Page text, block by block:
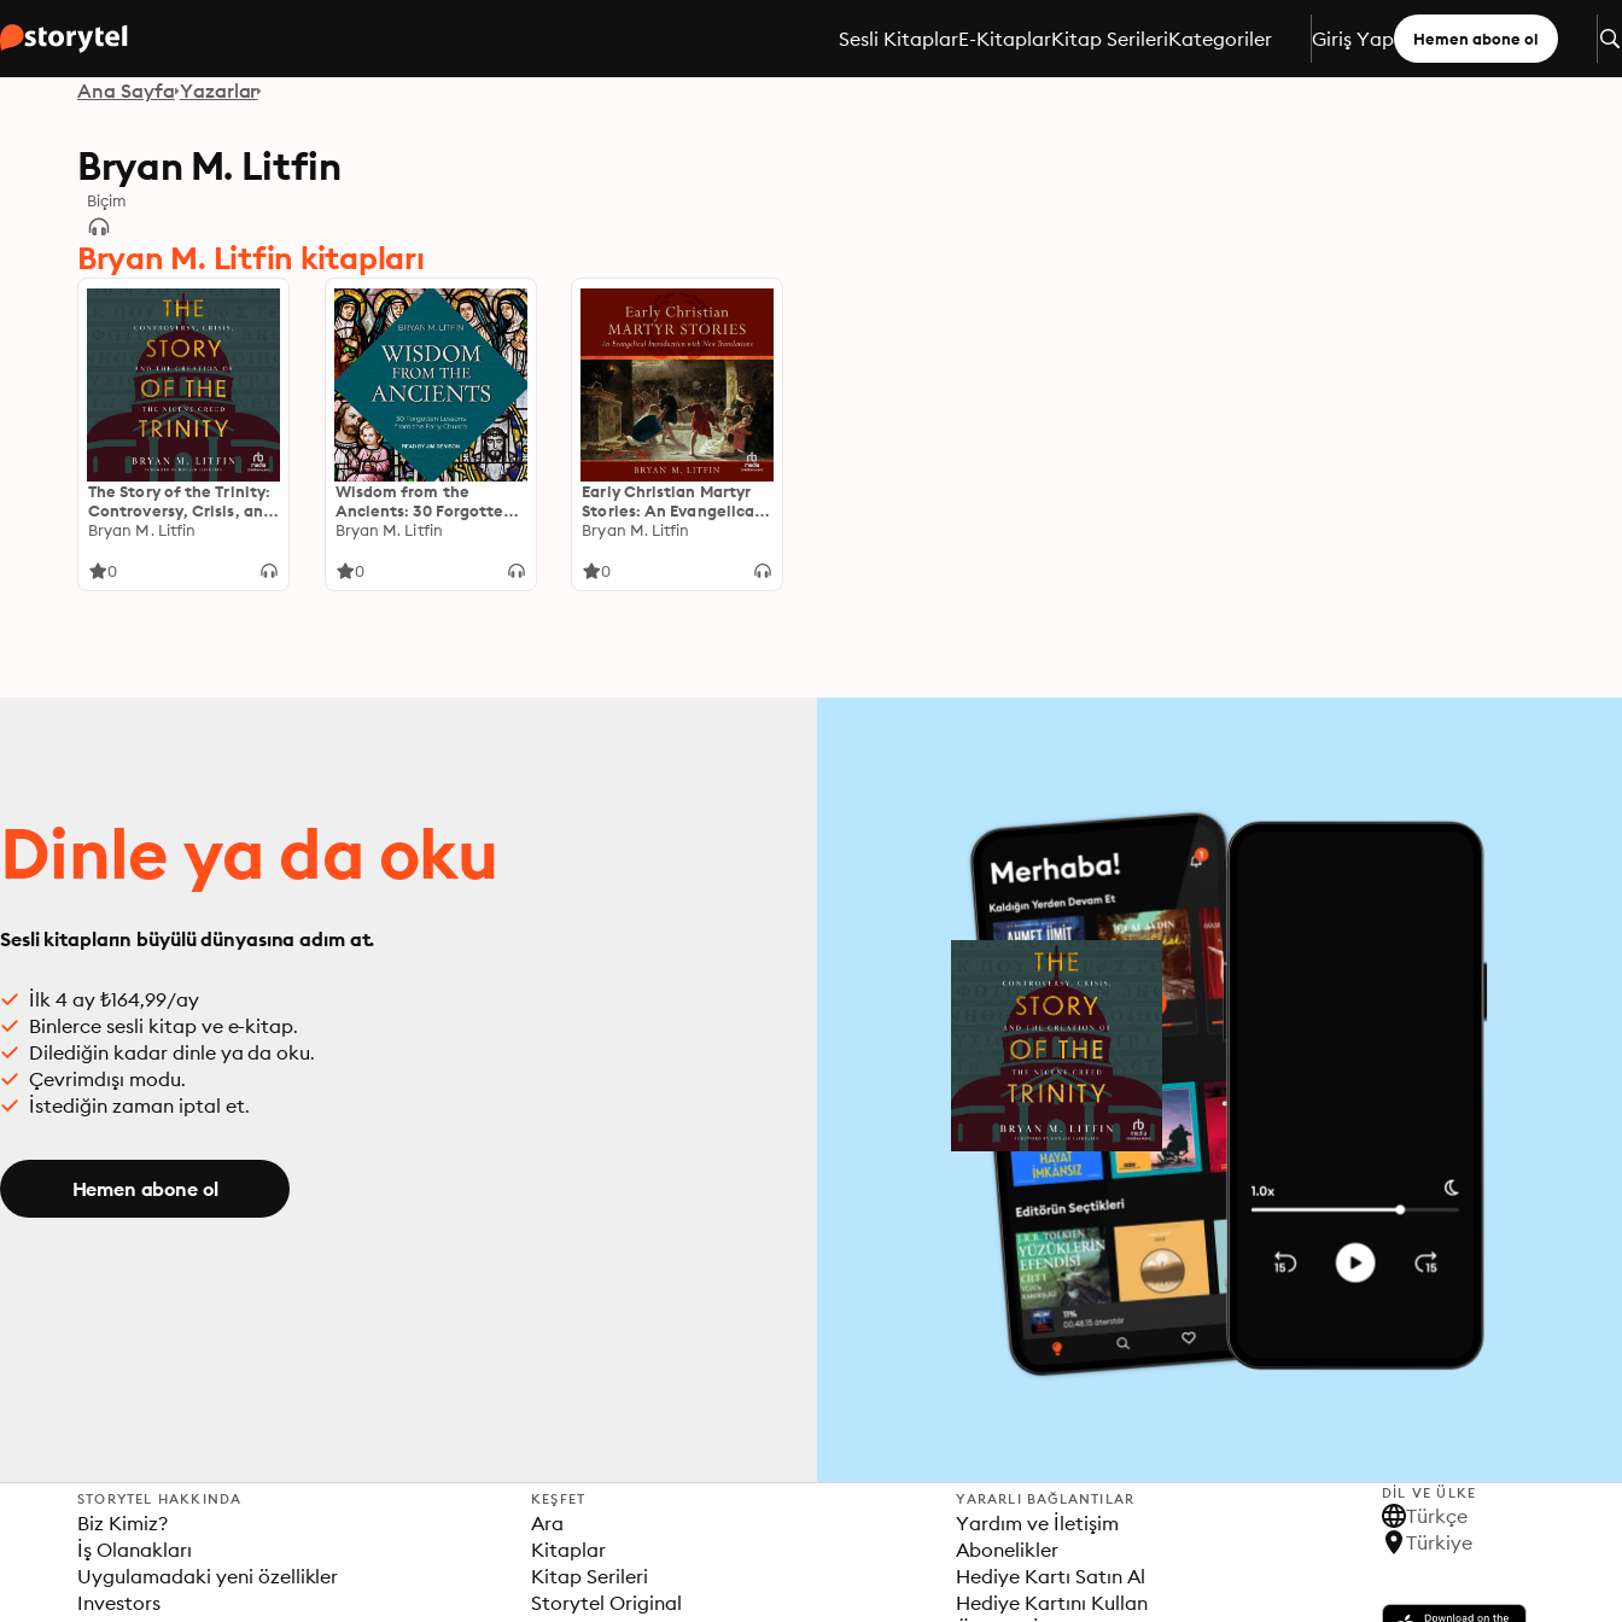
Sesli KitaplarE-KitaplarKitap SerileriKategoriler Giriş Yap Hemen abone ol
Ana Sayfa Yazarlar
Bryan M. Litfin
Biçim
Bryan M. Litfin kitapları
The Story of the Trinity:
Controversy, Crisis, and
the Creation of the
Bryan M. Litfin
0
Wisdom from the
Ancients: 30 Forgotten
Lessons from the Early
Bryan M. Litfin
0
Early Christian Martyr
Stories: An Evangelical
Introduction with New
Bryan M. Litfin
0
Dinle ya da oku
Sesli kitapların büyülü dünyasına adım at.
İlk 4 ay ₺164,99/ay
Binlerce sesli kitap ve e-kitap.
Dilediğin kadar dinle ya da oku.
Çevrimdışı modu.
İstediğin zaman iptal et.
Hemen abone ol
STORYTEL HAKKINDA
Biz Kimiz?
İş Olanakları
Uygulamadaki yeni özellikler
Investors
KEŞFET
Ara
Kitaplar
Kitap Serileri
Storytel Original
YARARLI BAĞLANTILAR
Yardım ve İletişim
Abonelikler
Hediye Kartı Satın Al
Hediye Kartını Kullan
DIL VE ÜLKE
Türkçe
Türkiye